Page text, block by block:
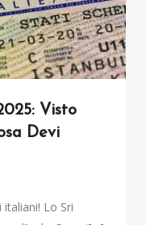
Visto
Devi
Lo Sri